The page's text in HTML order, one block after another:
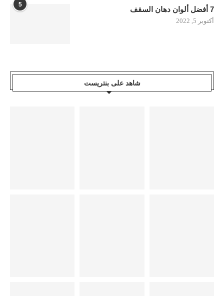
5
7 أفضل ألوان دهان السقف
أكتوبر 5, 2022
شاهد على بنتريست